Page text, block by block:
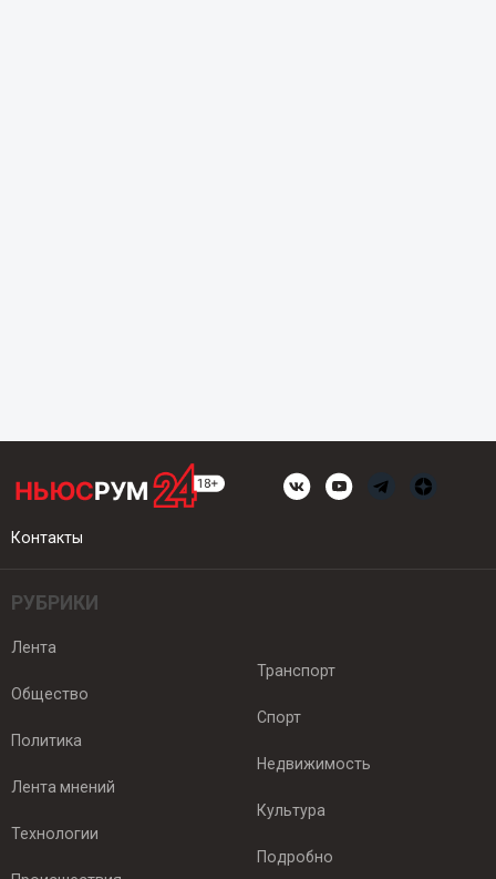
Контакты
РУБРИКИ
Лента
Общество
Политика
Лента мнений
Технологии
Транспорт
Спорт
Недвижимость
Культура
Подробно